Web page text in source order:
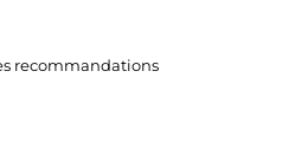
recommandations